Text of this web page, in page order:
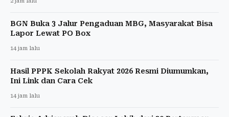
BGN Buka 3 Jalur Pengaduan MBG, Masyarakat Bisa
Lapor Lewat PO Box
14 jam lalu
Hasil PPPK Sekolah Rakyat 2026 Resmi Diumumkan,
Ini Link dan Cara Cek
14 jam lalu